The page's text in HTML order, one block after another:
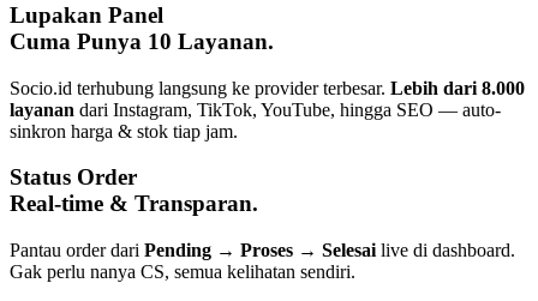
Lupakan Panel
Cuma Punya 10 Layanan.
Socio.id terhubung langsung ke provider terbesar. Lebih dari 8.000
layanan dari Instagram, TikTok, YouTube, hingga SEO — auto-
sinkron harga & stok tiap jam.
Status Order
Real-time & Transparan.
Pantau order dari Pending → Proses → Selesai live di dashboard.
Gak perlu nanya CS, semua kelihatan sendiri.